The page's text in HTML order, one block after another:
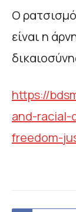
Ο
είναι η
https://
and-
freedom-